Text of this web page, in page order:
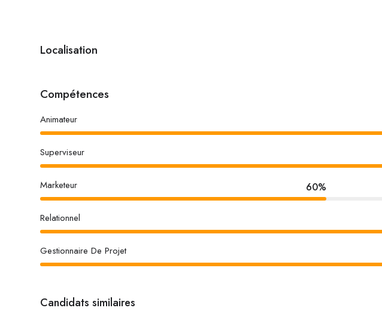
Localisation
Compétences
Animateur
Superviseur
Marketeur 60%
Relationnel
Gestionnaire De Projet
Candidats similaires